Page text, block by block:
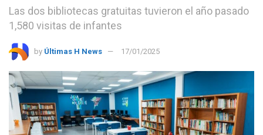
Las dos bibliotecas gratuitas tuvieron el año pasado
1,580 visitas de infantes
by Últimas H News 17/01/2025